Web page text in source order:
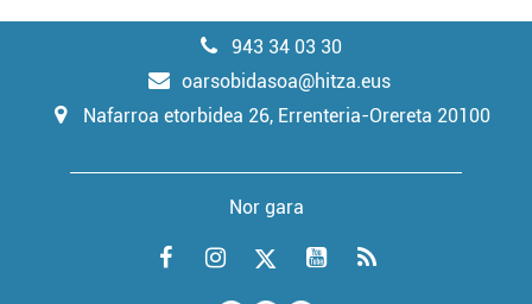
943 34 03 30
oarsobidasoa@hitza.eus
Nafarroa etorbidea 26, Errenteria-Orereta 20100
Nor gara